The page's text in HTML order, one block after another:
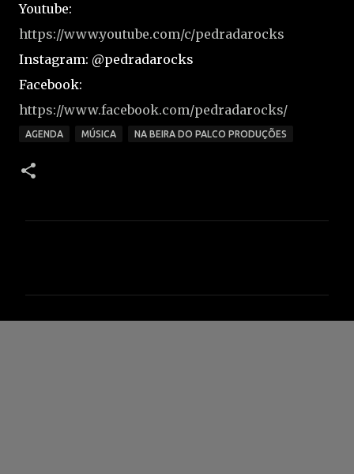
Youtube:
https://www.youtube.com/c/pedradarocks
Instagram: @pedradarocks
Facebook:
https://www.facebook.com/pedradarocks/
AGENDA MÚSICA NA BEIRA DO PALCO PRODUÇÕES